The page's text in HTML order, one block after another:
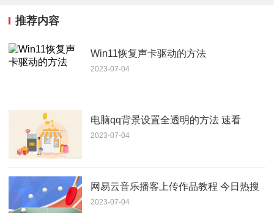
推荐内容
Win11恢复声卡驱动的方法
2023-07-04
电脑qq背景设置全透明的方法 速看
2023-07-04
网易云音乐播客上传作品教程 今日热搜
2023-07-04